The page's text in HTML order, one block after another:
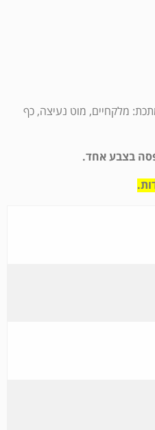
5 חלקים ממתכת: מלקחיים, מוט נעיצה, כף
בצבע אחד.